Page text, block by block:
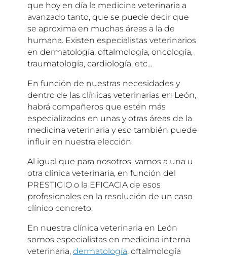
que hoy en día la medicina veterinaria a
avanzado tanto, que se puede decir que
se aproxima en muchas áreas a la de
humana. Existen especialistas veterinarios
en dermatología, oftalmología, oncología,
traumatología, cardiología, etc…
En función de nuestras necesidades y
dentro de las clínicas veterinarias en León,
habrá compañeros que estén más
especializados en unas y otras áreas de la
medicina veterinaria y eso también puede
influir en nuestra elección.
Al igual que para nosotros, vamos a una u
otra clínica veterinaria, en función del
PRESTIGIO o la EFICACIA de esos
profesionales en la resolución de un caso
clínico concreto.
En nuestra clínica veterinaria en León
somos especialistas en medicina interna
veterinaria, dermatología, oftalmología